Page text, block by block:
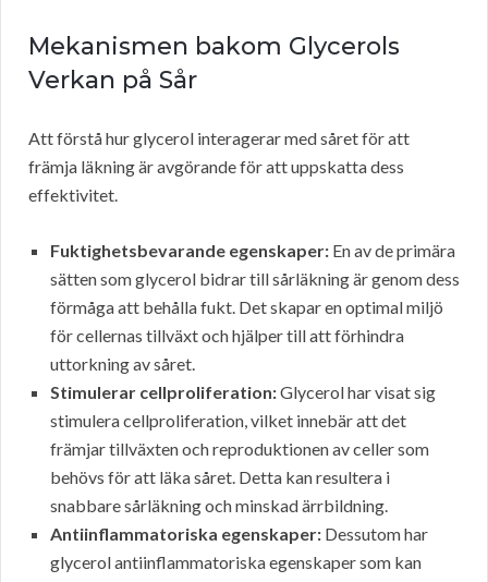
Mekanismen bakom Glycerols
Verkan på Sår
Att förstå hur glycerol interagerar med såret för att
främja läkning är avgörande för att uppskatta dess
effektivitet.
Fuktighetsbevarande egenskaper: En av de primära
sätten som glycerol bidrar till sårläkning är genom dess
förmåga att behålla fukt. Det skapar en optimal miljö
för cellernas tillväxt och hjälper till att förhindra
uttorkning av såret.
Stimulerar cellproliferation:Glycerol har visat sig
stimulera cellproliferation, vilket innebär att det
främjar tillväxten och reproduktionen av celler som
behövs för att läka såret. Detta kan resultera i
snabbare sårläkning och minskad ärrbildning.
Antiinflammatoriska egenskaper: Dessutom har
glycerol antiinflammatoriska egenskaper som kan